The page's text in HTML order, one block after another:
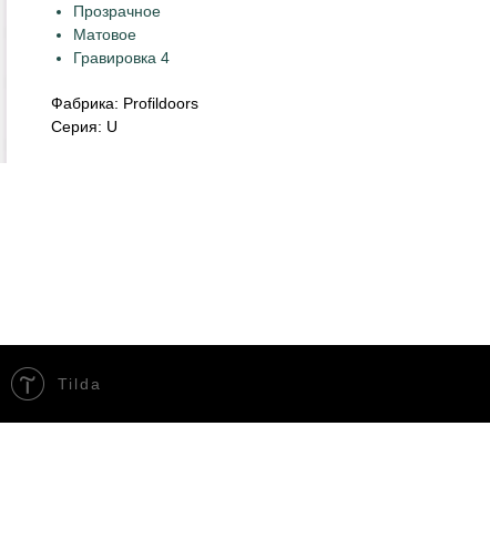
Прозрачное
Матовое
Гравировка 4
Фабрика: Profildoors
Серия: U
Tilda